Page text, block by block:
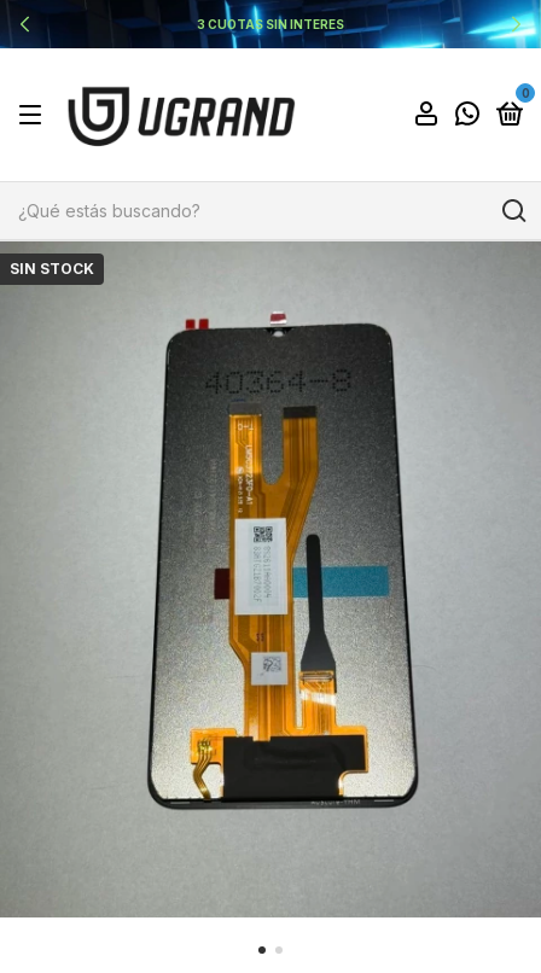
3 CUOTAS SIN INTERES
0
SIN STOCK